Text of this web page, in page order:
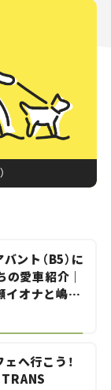
ント（B5）に
の愛車紹介｜
オナと嶋田
くばらんば
へ行こう！
TRANS